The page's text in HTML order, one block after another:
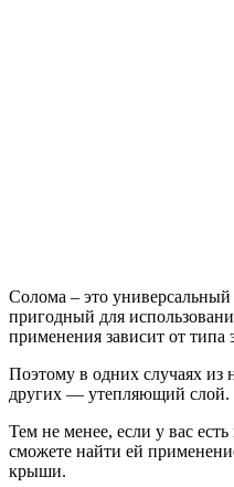
Солома – это
пригодный для
применения зависит от типа
Поэтому в одних случаях из
других — утепляющий слой.
Тем не менее, если у вас
сможете найти ей
крыши.